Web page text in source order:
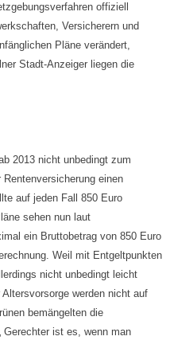
offiziell
Versicherern und
Pläne verändert,
Stadt-Anzeiger liegen die
2013 nicht unbedingt zum
einen
auf jeden Fall 850 Euro
sehen nun laut
ein Bruttobetrag von 850 Euro
Weil mit Entgeltpunkten
nicht unbedingt leicht
werden nicht auf
bemängelten die
Gerechter ist es, wenn man